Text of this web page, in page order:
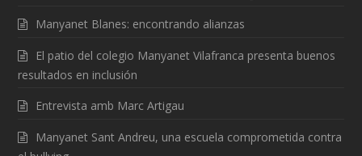
Manyanet Blanes: encontrando alianzas
El patio del colegio Manyanet Vilafranca presenta buenos
resultados en inclusión
Entrevista amb Marc Artigau
Manyanet Sant Andreu, una escuela comprometida contra